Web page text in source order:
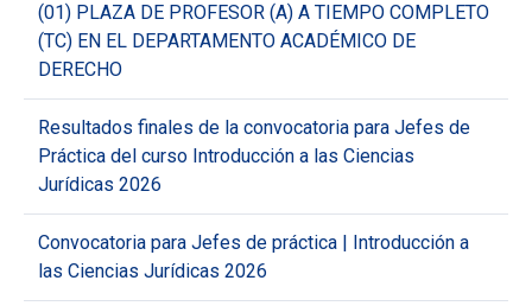
(01) PLAZA DE PROFESOR (A) A TIEMPO COMPLETO
(TC) EN EL DEPARTAMENTO ACADÉMICO DE
DERECHO
Resultados finales de la convocatoria para Jefes de
Práctica del curso Introducción a las Ciencias
Jurídicas 2026
Convocatoria para Jefes de práctica | Introducción a
las Ciencias Jurídicas 2026